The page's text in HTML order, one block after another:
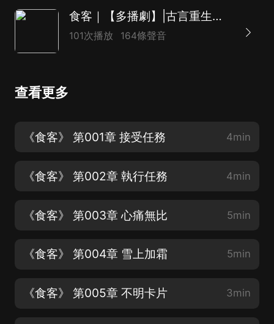
食客｜【多播劇】|古言重生｜言 情｜傳奇｜宮鬥
101次播放 164條聲音
查看更多
《食客》 第001章 接受任務 4min
《食客》 第002章 執行任務 4min
《食客》 第003章 心痛無比 5min
《食客》 第004章 雪上加霜 5min
《食客》 第005章 不明卡片 3min